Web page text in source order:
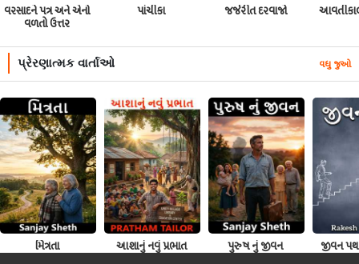
વરસાદને પત્ર અને એનો
વળતો ઉત્તર
પાંચીકા જર્જરીત દરવાજો
પ્રેરણાત્મક વાર્તાઓ વધુ જુઓ
મિત્રતા આશાનું નવું પ્રભાત પુરુષ નું જીવન જીવન